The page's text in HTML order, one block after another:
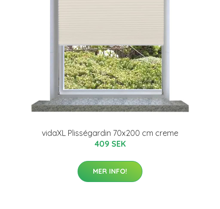
vidaXL Plisségardin 70x200 cm creme
409 SEK
MER INFO!